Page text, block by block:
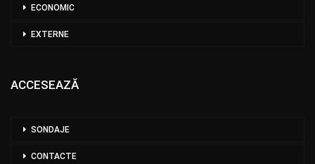
ECONOMIC
EXTERNE
ACCESEAZĂ
SONDAJE
CONTACTE